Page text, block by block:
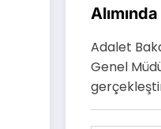
Adalet
Genel